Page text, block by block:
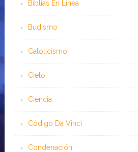
Bíblias En Línea
Budismo
Catolicismo
Cielo
Ciencia
Código Da Vinci
Condenación